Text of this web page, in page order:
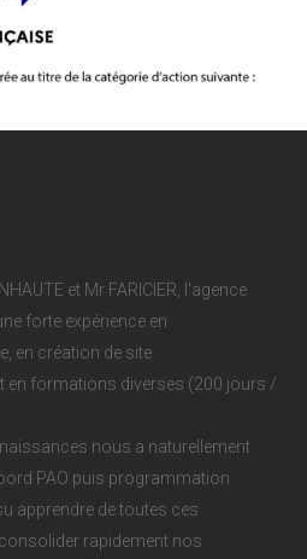
et Mr FARICIER, l'agence
forte expérience en
en création de site
en formations diverses (200 jours /
nous a naturellement
PAO puis programmation
apprendre de toutes ces
rapidement nos